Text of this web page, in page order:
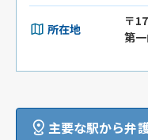
所在地
〒
第
主要な駅から弁